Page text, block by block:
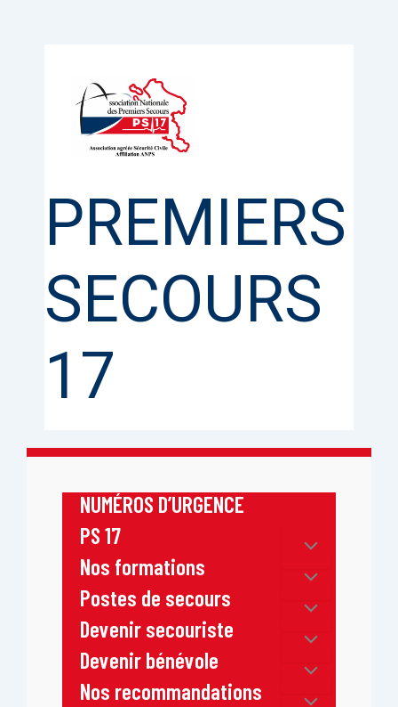
PREMIERS
SECOURS
17
NUMÉROS D’URGENCE
PS 17
Nos formations
Postes de secours
Devenir secouriste
Devenir bénévole
Nos recommandations